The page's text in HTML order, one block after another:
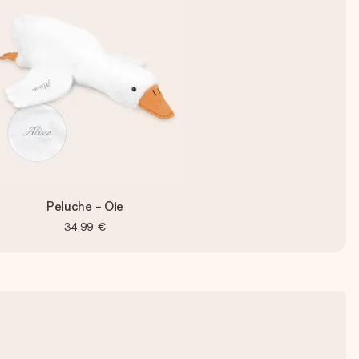
Peluche - Oie
34,99 €